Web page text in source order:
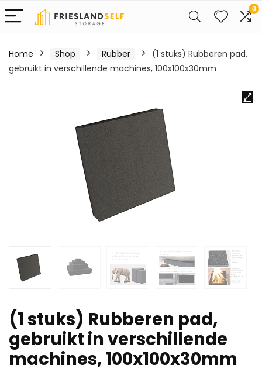
0
Home Shop Rubber
(1 stuks) Rubberen pad,
gebruikt in verschillende machines, 100x100x30mm
(1 stuks) Rubberen pad,
gebruikt in verschillende
machines, 100x100x30mm